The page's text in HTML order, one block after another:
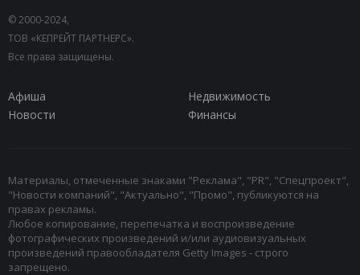
© 2000-2024,
ТОВ «КЕПРЕЙТ ПАРТНЕРС».
Все права защищены.
Афиша
Недвижимость
Новости
Финансы
Материалы, отмеченные знаками "Реклама", "PR", "Спецпроект",
"Новости компаний", "Актуально", "Промо", публикуются на
правах рекламы.
Любое копирование, перепечатка и воспроизведение
фотографических произведений и/или аудиовизуальных
произведений правообладателя Getty Images - строго
запрещено.